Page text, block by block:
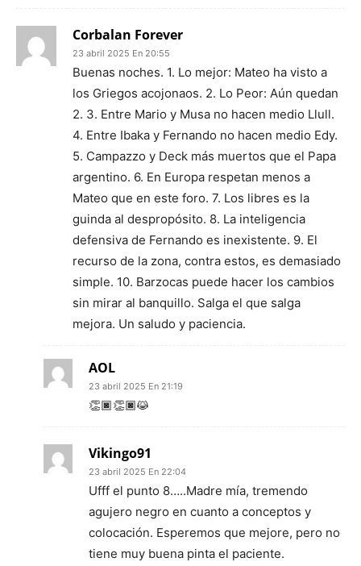
Corbalan Forever
23 abril 2025 En 20:55
Buenas noches. 1. Lo mejor: Mateo ha visto a
los Griegos acojonaos. 2. Lo Peor: Aún quedan
2. 3. Entre Mario y Musa no hacen medio Llull.
4. Entre Ibaka y Fernando no hacen medio Edy.
5. Campazzo y Deck más muertos que el Papa
argentino. 6. En Europa respetan menos a
Mateo que en este foro. 7. Los libres es la
guinda al despropósito. 8. La inteligencia
defensiva de Fernando es inexistente. 9. El
recurso de la zona, contra estos, es demasiado
simple. 10. Barzocas puede hacer los cambios
sin mirar al banquillo. Salga el que salga
mejora. Un saludo y paciencia.
AOL
23 abril 2025 En 21:19
👏🏿👏🏿😹
Vikingo91
23 abril 2025 En 22:04
Ufff el punto 8…..Madre mía, tremendo
agujero negro en cuanto a conceptos y
colocación. Esperemos que mejore, pero no
tiene muy buena pinta el paciente.